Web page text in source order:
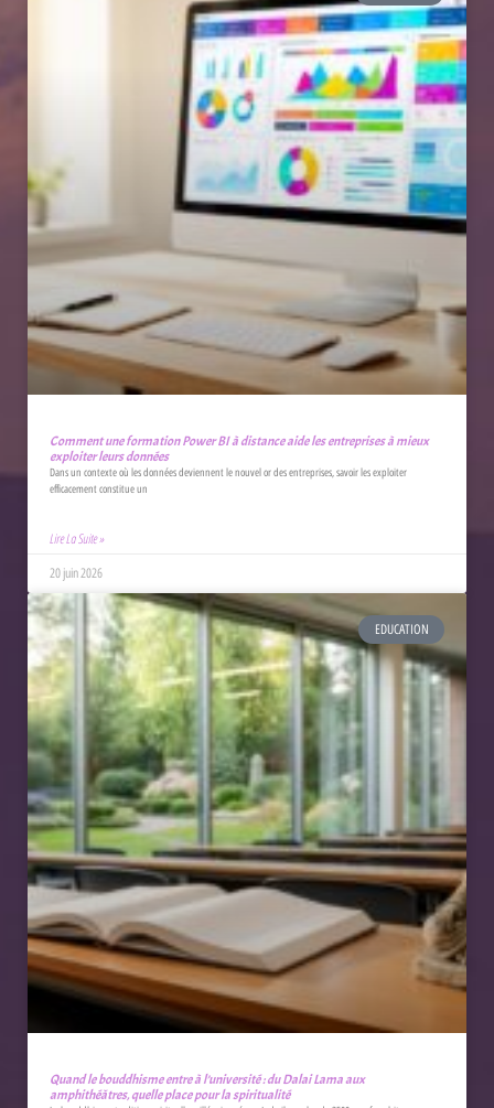
Comment une formation Power BI à distance aide les entreprises à mieux
exploiter leurs données
Dans un contexte où les données deviennent le nouvel or des entreprises, savoir les exploiter
efficacement constitue un
Lire La Suite »
20 juin 2026
EDUCATION
Quand le bouddhisme entre à l’université : du Dalai Lama aux
amphithéâtres, quelle place pour la spiritualité